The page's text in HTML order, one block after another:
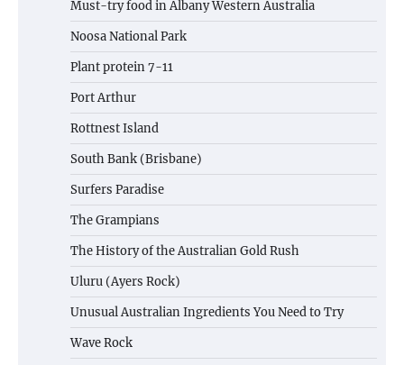
Must-try food in Albany Western Australia
Noosa National Park
Plant protein 7-11
Port Arthur
Rottnest Island
South Bank (Brisbane)
Surfers Paradise
The Grampians
The History of the Australian Gold Rush
Uluru (Ayers Rock)
Unusual Australian Ingredients You Need to Try
Wave Rock